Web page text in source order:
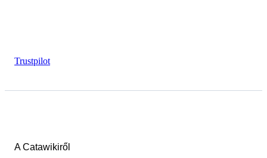
Trustpilot
A Catawikiről